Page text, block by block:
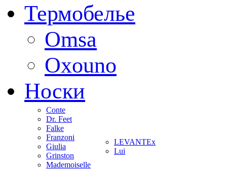
Термобелье
Omsa
Oxouno
Носки
Conte
Dr. Feet
Falke
Franzoni
Giulia
Grinston
Mademoiselle
LEVANTEx
Lui